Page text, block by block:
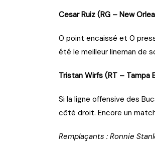
Cesar Ruiz (RG – New
0 point encaissé et 0
été le meilleur lineman de
Tristan Wirfs (RT – Tampa
Si la ligne offensive des
côté droit. Encore un
Remplaçants : Ronnie